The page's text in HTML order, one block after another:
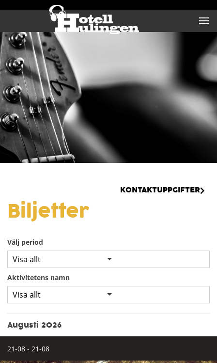
KONTAKTUPPGIFTER
Biljetter
Välj period
Visa allt
Aktivitetens namn
Visa allt
Augusti 2026
21-08 - 21-08